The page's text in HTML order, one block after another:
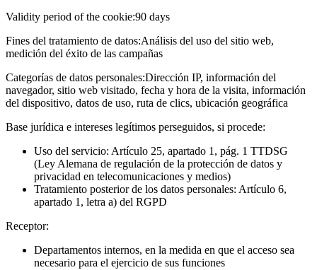
Validity period of the cookie:90 days
Fines del tratamiento de datos:Análisis del uso del sitio web,
medición del éxito de las campañas
Categorías de datos personales:Dirección IP, información del
navegador, sitio web visitado, fecha y hora de la visita, información
del dispositivo, datos de uso, ruta de clics, ubicación geográfica
Base jurídica e intereses legítimos perseguidos, si procede:
Uso del servicio: Artículo 25, apartado 1, pág. 1 TTDSG
(Ley Alemana de regulación de la protección de datos y
privacidad en telecomunicaciones y medios)
Tratamiento posterior de los datos personales: Artículo 6,
apartado 1, letra a) del RGPD
Receptor:
Departamentos internos, en la medida en que el acceso sea
necesario para el ejercicio de sus funciones